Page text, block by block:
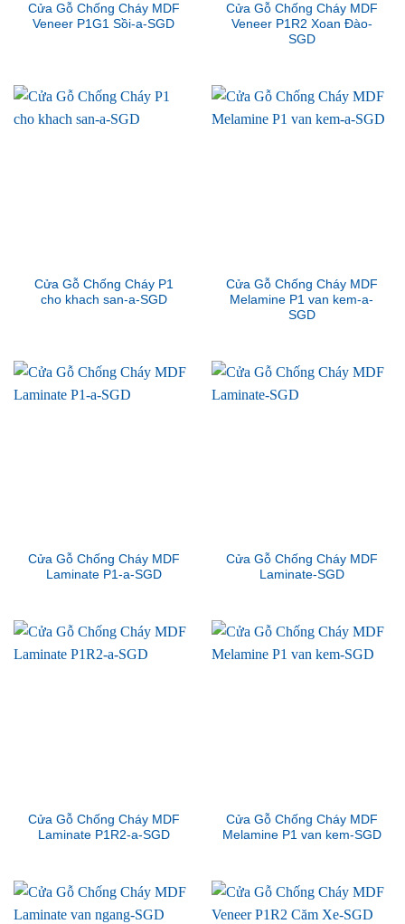
Cửa Gỗ Chống Cháy MDF
Veneer P1G1 Sồi-a-SGD
Cửa Gỗ Chống Cháy MDF
Veneer P1R2 Xoan Đào-
SGD
Cửa Gỗ Chống Cháy P1
cho khach san-a-SGD
Cửa Gỗ Chống Cháy MDF
Melamine P1 van kem-a-
SGD
Cửa Gỗ Chống Cháy MDF
Laminate P1-a-SGD
Cửa Gỗ Chống Cháy MDF
Laminate-SGD
Cửa Gỗ Chống Cháy MDF
Laminate P1R2-a-SGD
Cửa Gỗ Chống Cháy MDF
Melamine P1 van kem-SGD